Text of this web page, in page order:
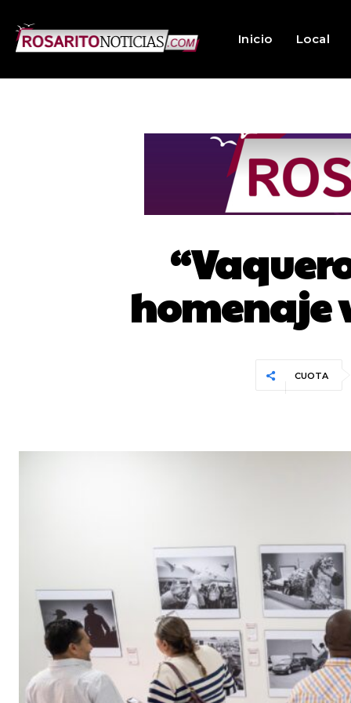
Inicio Local
homenaje
CUOTA